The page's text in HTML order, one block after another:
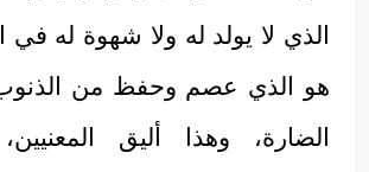
الذي لا يولد له ولا شهوة له في
هو الذي عصم وحفظ من
الضارة، وهذا أليق